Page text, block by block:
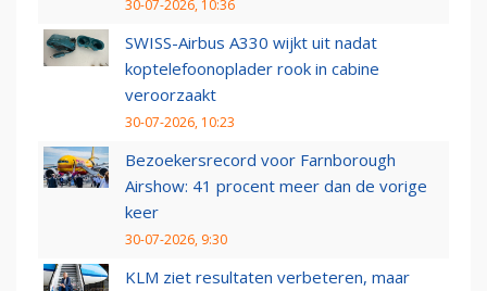
30-07-2026, 10:36
SWISS-Airbus A330 wijkt uit nadat
koptelefoonoplader rook in cabine
veroorzaakt
30-07-2026, 10:23
Bezoekersrecord voor Farnborough
Airshow: 41 procent meer dan de vorige
keer
30-07-2026, 9:30
KLM ziet resultaten verbeteren, maar